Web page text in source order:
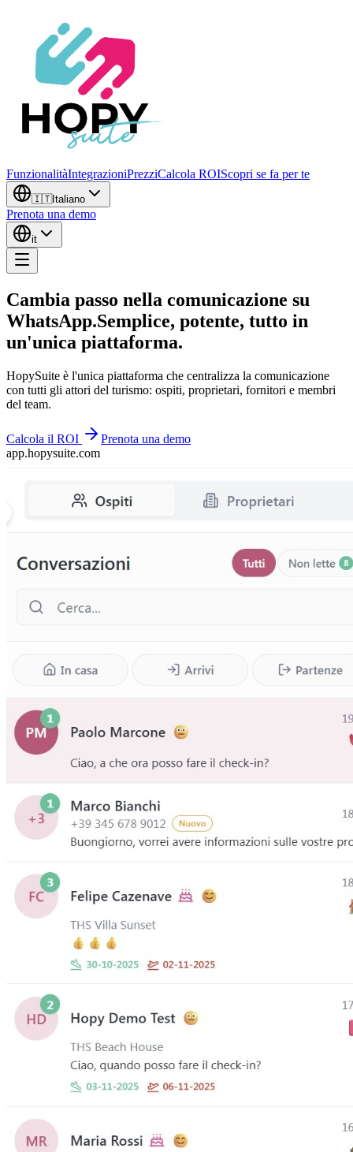
FunzionalitàIntegrazioniPrezziCalcola ROIScopri se fa per te
🇮🇹Italiano
Prenota una demo
it
Cambia passo nella comunicazione su
WhatsApp.Semplice, potente, tutto in
un'unica piattaforma.
HopySuite è l'unica piattaforma che centralizza la comunicazione
con tutti gli attori del turismo: ospiti, proprietari, fornitori e membri
del team.
Calcola il ROI
Prenota una demo
app.hopysuite.com